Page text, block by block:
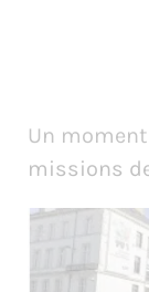
Un
missions